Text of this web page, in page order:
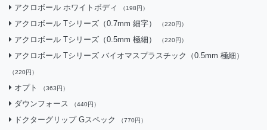
アクロボール ホワイトボディ （198円）
アクロボール Tシリーズ（0.7mm 細字） （220円）
アクロボール Tシリーズ（0.5mm 極細） （220円）
アクロボール Tシリーズ バイオマスプラスチック（0.5mm 極細）
（220円）
オプト （363円）
ダウンフォース （440円）
ドクターグリップ Gスペック （770円）